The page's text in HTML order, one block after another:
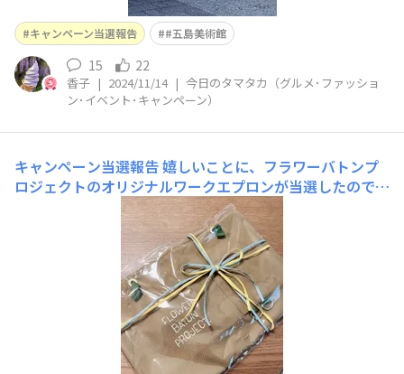
キャンペーン当選報告 #五島美術館
15 22
香子 | 2024/11/14 | 今日のタマタカ（グルメ･ファッショ
ン･イベント･キャンペーン）
キャンペーン当選報告嬉しいことに、フラワーバトンプ
ロジェクトのオリジナルワークエプロンが当選したので先
日受け取りに行ってまいりました。 可愛くラッピングも
されていて、ガーデニング好きの夫へのサプライズプレゼ
ントにぴったりです。 欲しいなと思っていた色だったの
で、嬉しさ倍増です！ シンプルな